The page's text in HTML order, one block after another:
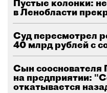
Пустые колонки:
в Ленобласти
Суд пересмотрел
40 млрд рублей с
Сын сооснователя
на предприятии:
откатывается